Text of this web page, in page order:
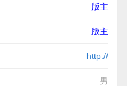
版主
版主
http://
男